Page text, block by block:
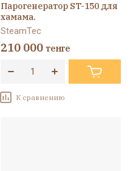
Парогенератор ST-150 для
хамама.
SteamTec
210 000 тенге
К сравнению